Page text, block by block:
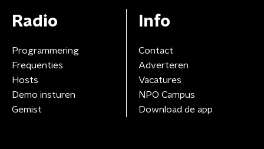
Radio
Programmering
Frequenties
Hosts
Demo insturen
Gemist
Info
Contact
Adverteren
Vacatures
NPO Campus
Download de app